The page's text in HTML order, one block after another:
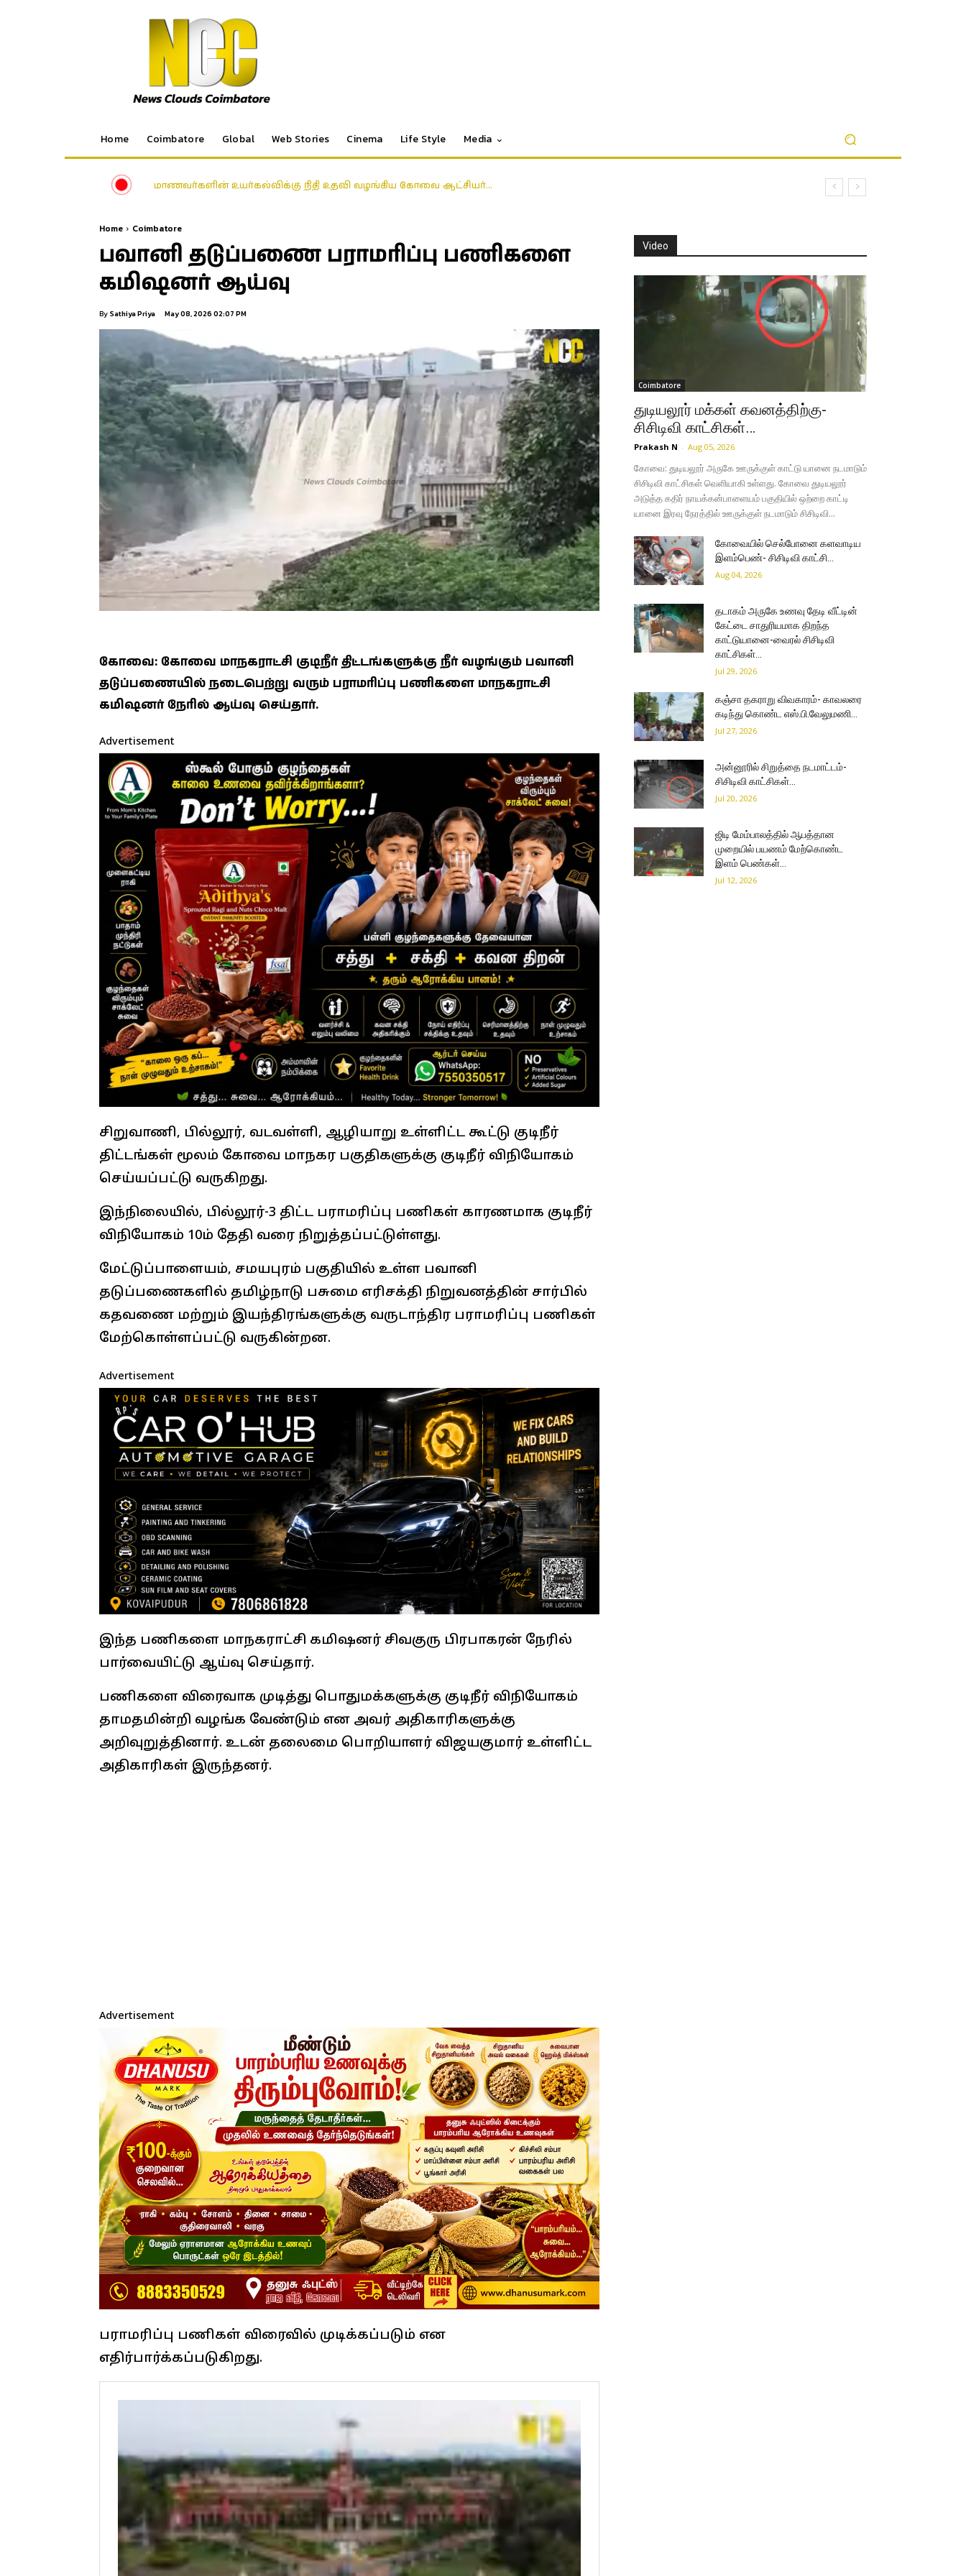
Home Coimbatore Global Web Stories Cinema Life Style Media
மாணவர்களின் உயர்கல்விக்கு நிதி உதவி வழங்கிய கோவை ஆட்சியர்…
Home Coimbatore
பவானி தடுப்பணை பராமரிப்பு பணிகளை
கமிஷனர் ஆய்வு
By Sathiya Priya May 08, 2026 02:07 PM
கோவை: கோவை மாநகராட்சி குடிநீர் திட்டங்களுக்கு நீர் வழங்கும் பவானி
தடுப்பணையில் நடைபெற்று வரும் பராமரிப்பு பணிகளை மாநகராட்சி
கமிஷனர் நேரில் ஆய்வு செய்தார்.
Advertisement
சிறுவாணி, பில்லூர், வடவள்ளி, ஆழியாறு உள்ளிட்ட கூட்டு குடிநீர்
திட்டங்கள் மூலம் கோவை மாநகர பகுதிகளுக்கு குடிநீர் விநியோகம்
செய்யப்பட்டு வருகிறது.
இந்நிலையில், பில்லூர்-3 திட்ட பராமரிப்பு பணிகள் காரணமாக குடிநீர்
விநியோகம் 10ம் தேதி வரை நிறுத்தப்பட்டுள்ளது.
மேட்டுப்பாளையம், சமயபுரம் பகுதியில் உள்ள பவானி
தடுப்பணைகளில் தமிழ்நாடு பசுமை எரிசக்தி நிறுவனத்தின் சார்பில்
கதவணை மற்றும் இயந்திரங்களுக்கு வருடாந்திர பராமரிப்பு பணிகள்
மேற்கொள்ளப்பட்டு வருகின்றன.
Advertisement
இந்த பணிகளை மாநகராட்சி கமிஷனர் சிவகுரு பிரபாகரன் நேரில்
பார்வையிட்டு ஆய்வு செய்தார்.
பணிகளை விரைவாக முடித்து பொதுமக்களுக்கு குடிநீர் விநியோகம்
தாமதமின்றி வழங்க வேண்டும் என அவர் அதிகாரிகளுக்கு
அறிவுறுத்தினார். உடன் தலைமை பொறியாளர் விஜயகுமார் உள்ளிட்ட
அதிகாரிகள் இருந்தனர்.
Advertisement
பராமரிப்பு பணிகள் விரைவில் முடிக்கப்படும் என
எதிர்பார்க்கப்படுகிறது.
Video
Coimbatore
துடியலூர் மக்கள் கவனத்திற்கு-
சிசிடிவி காட்சிகள்…
Prakash N - Aug 05, 2026
கோவை: துடியலூர் அருகே ஊருக்குள் காட்டு யானை நடமாடும்
சிசிடிவி காட்சிகள் வெளியாகி உள்ளது. கோவை துடியலூர்
அடுத்த கதிர் நாயக்கன்பாளையம் பகுதியில் ஒற்றை காட்டி
யானை இரவு நேரத்தில் ஊருக்குள் நடமாடும் சிசிடிவி...
கோவையில் செல்போனை களவாடிய
இளம்பெண்- சிசிடிவி காட்சி…
Aug 04, 2026
தடாகம் அருகே உணவு தேடி வீட்டின்
கேட்டை சாதுரியமாக திறந்த
காட்டுயானை-வைரல் சிசிடிவி
காட்சிகள்…
Jul 29, 2026
கஞ்சா தகராறு விவகாரம்- காவலரை
கடிந்து கொண்ட எஸ்.பி.வேலுமணி…
Jul 27, 2026
அன்னூரில் சிறுத்தை நடமாட்டம்-
சிசிடிவி காட்சிகள்…
Jul 20, 2026
ஜிடி மேம்பாலத்தில் ஆபத்தான
முறையில் பயணம் மேற்கொண்ட
இளம் பெண்கள்…
Jul 12, 2026